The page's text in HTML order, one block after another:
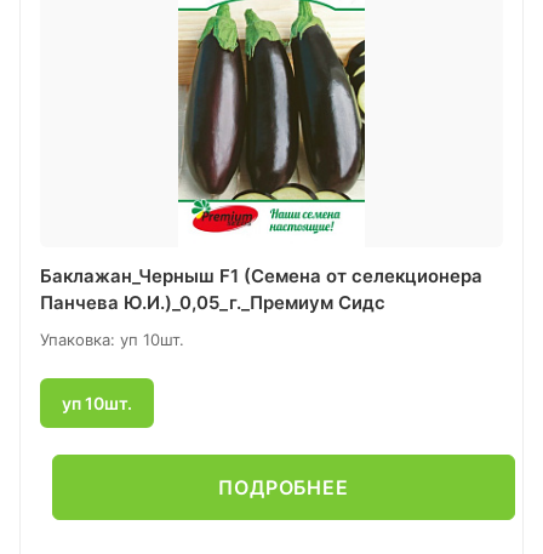
Баклажан_Черныш F1 (Семена от селекционера
Панчева Ю.И.)_0,05_г._Премиум Сидс
Упаковка: уп 10шт.
уп 10шт.
ПОДРОБНЕЕ